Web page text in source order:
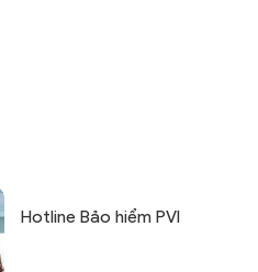
Hotline Bảo hiểm PVI